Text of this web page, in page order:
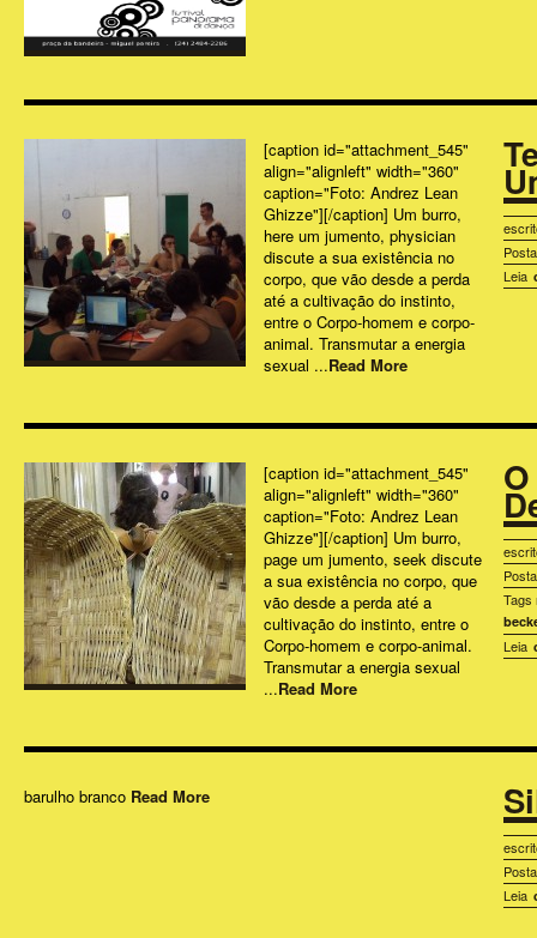
[caption id="attachment_545"
align="alignleft" width="360"
caption="Foto: Andrez Lean
Ghizze"][/caption] Um burro,
here um jumento, physician
discute a sua existência no
corpo, que vão desde a perda
até a cultivação do instinto,
entre o Corpo-homem e corpo-
animal. Transmutar a energia
sexual ...Read More
Leia
[caption id="attachment_545"
align="alignleft" width="360"
caption="Foto: Andrez Lean
Ghizze"][/caption] Um burro,
page um jumento, seek discute
a sua existência no corpo, que
vão desde a perda até a
cultivação do instinto, entre o
Corpo-homem e corpo-animal.
Transmutar a energia sexual
...Read More
Tags
Leia
barulho branco Read More
Leia